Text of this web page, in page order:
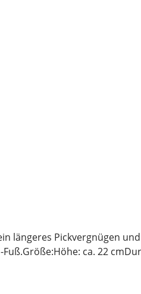
längeres Pickvergnügen
ca. 22